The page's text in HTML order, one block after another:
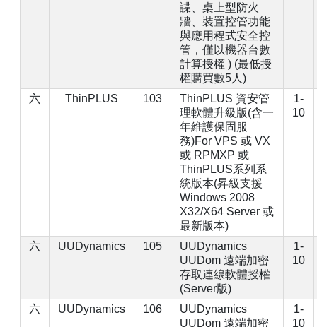
諜、桌上型防火
牆、裝置控管功能
與應用程式安全控
管，僅以機器台數
計算授權 ) (最低授
權購買數5人)
六 ThinPLUS 103
ThinPLUS 資安管
理軟體升級版(含一
年維護保固服
務)For VPS 或 VX
或 RPMXP 或
ThinPLUS系列系
統版本(昇級支援
Windows 2008
X32/X64 Server 或
最新版本)
1-
10
六 UUDynamics 105
UUDynamics
UUDom 遠端加密
存取連線軟體授權
(Server版)
1-
10
六 UUDynamics 106
UUDynamics
UUDom 遠端加密
1-
10